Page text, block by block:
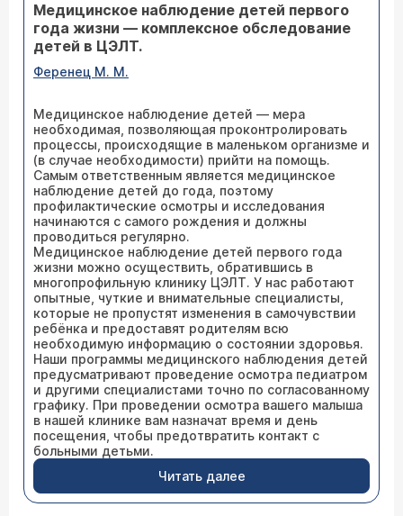
Медицинское наблюдение детей первого
года жизни — комплексное обследование
детей в ЦЭЛТ.
Ференец М. М.
Медицинское наблюдение детей — мера
необходимая, позволяющая проконтролировать
процессы, происходящие в маленьком организме и
(в случае необходимости) прийти на помощь.
Самым ответственным является медицинское
наблюдение детей до года, поэтому
профилактические осмотры и исследования
начинаются с самого рождения и должны
проводиться регулярно.
Медицинское наблюдение детей первого года
жизни можно осуществить, обратившись в
многопрофильную клинику ЦЭЛТ. У нас работают
опытные, чуткие и внимательные специалисты,
которые не пропустят изменения в самочувствии
ребёнка и предоставят родителям всю
необходимую информацию о состоянии здоровья.
Наши программы медицинского наблюдения детей
предусматривают проведение осмотра педиатром
и другими специалистами точно по согласованному
графику. При проведении осмотра вашего малыша
в нашей клинике вам назначат время и день
посещения, чтобы предотвратить контакт с
больными детьми.
Читать далее